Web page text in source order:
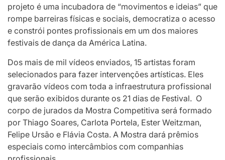
projeto é uma incubadora de “movimentos e ideias” que
rompe barreiras físicas e sociais, democratiza o acesso
e constrói pontes profissionais em um dos maiores
festivais de dança da América Latina.
Dos mais de mil vídeos enviados, 15 artistas foram
selecionados para fazer intervenções artísticas. Eles
gravarão vídeos com toda a infraestrutura profissional
que serão exibidos durante os 21 dias de Festival. O
corpo de jurados da Mostra Competitiva será formado
por Thiago Soares, Carlota Portela, Ester Weitzman,
Felipe Ursão e Flávia Costa. A Mostra dará prêmios
especiais como intercâmbios com companhias